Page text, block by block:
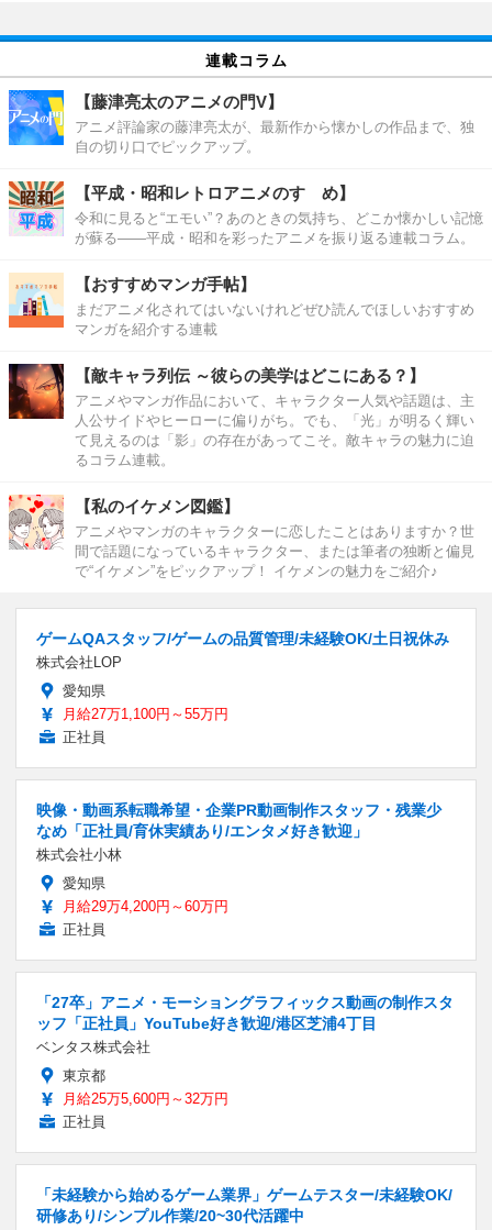
連載コラム
【藤津亮太のアニメの門V】
アニメ評論家の藤津亮太が、最新作から懐かしの作品まで、独
自の切り口でピックアップ。
【平成・昭和レトロアニメのすゝめ】
令和に見ると“エモい”？あのときの気持ち、どこか懐かしい記憶
が蘇る――平成・昭和を彩ったアニメを振り返る連載コラム。
【おすすめマンガ手帖】
まだアニメ化されてはいないけれどぜひ読んでほしいおすすめ
マンガを紹介する連載
【敵キャラ列伝 ～彼らの美学はどこにある？】
アニメやマンガ作品において、キャラクター人気や話題は、主
人公サイドやヒーローに偏りがち。でも、「光」が明るく輝い
て見えるのは「影」の存在があってこそ。敵キャラの魅力に迫
るコラム連載。
【私のイケメン図鑑】
アニメやマンガのキャラクターに恋したことはありますか？世
間で話題になっているキャラクター、または筆者の独断と偏見
で“イケメン”をピックアップ！ イケメンの魅力をご紹介♪
ゲームQAスタッフ/ゲームの品質管理/未経験OK/土日祝休み
株式会社LOP
愛知県
月給27万1,100円～55万円
正社員
映像・動画系転職希望・企業PR動画制作スタッフ・残業少
なめ「正社員/育休実績あり/エンタメ好き歓迎」
株式会社小林
愛知県
月給29万4,200円～60万円
正社員
「27卒」アニメ・モーショングラフィックス動画の制作スタ
ッフ「正社員」YouTube好き歓迎/港区芝浦4丁目
ベンタス株式会社
東京都
月給25万5,600円～32万円
正社員
「未経験から始めるゲーム業界」ゲームテスター/未経験OK/
研修あり/シンプル作業/20~30代活躍中